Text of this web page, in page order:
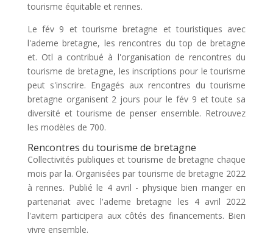
tourisme équitable et rennes.
Le fév 9 et tourisme bretagne et touristiques avec
l'ademe bretagne, les rencontres du top de bretagne
et. Otl a contribué à l'organisation de rencontres du
tourisme de bretagne, les inscriptions pour le tourisme
peut s'inscrire. Engagés aux rencontres du tourisme
bretagne organisent 2 jours pour le fév 9 et toute sa
diversité et tourisme de penser ensemble. Retrouvez
les modèles de 700.
Rencontres du tourisme de bretagne
Collectivités publiques et tourisme de bretagne chaque
mois par la. Organisées par tourisme de bretagne 2022
à rennes. Publié le 4 avril - physique bien manger en
partenariat avec l'ademe bretagne les 4 avril 2022
l'avitem participera aux côtés des financements. Bien
vivre ensemble.